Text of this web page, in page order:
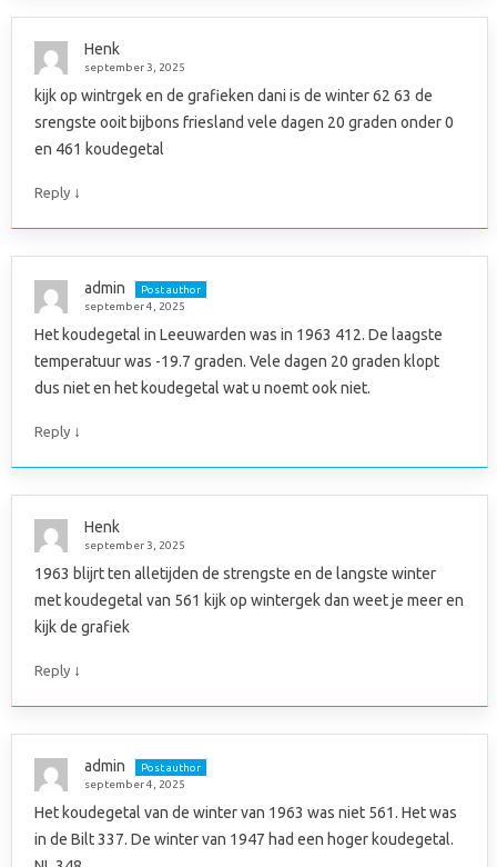
Henk
september 3, 2025
kijk op wintrgek en de grafieken dani is de winter 62 63 de
srengste ooit bijbons friesland vele dagen 20 graden onder 0
en 461 koudegetal
Reply ↓
admin
Post author
september 4, 2025
Het koudegetal in Leeuwarden was in 1963 412. De laagste
temperatuur was -19.7 graden. Vele dagen 20 graden klopt
dus niet en het koudegetal wat u noemt ook niet.
Reply ↓
Henk
september 3, 2025
1963 blijrt ten alletijden de strengste en de langste winter
met koudegetal van 561 kijk op wintergek dan weet je meer en
kijk de grafiek
Reply ↓
admin
Post author
september 4, 2025
Het koudegetal van de winter van 1963 was niet 561. Het was
in de Bilt 337. De winter van 1947 had een hoger koudegetal.